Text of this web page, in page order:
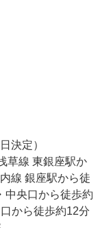
決定）
草線 東銀座駅か
線 銀座駅から徒
中央口から徒歩約
から徒歩約12分